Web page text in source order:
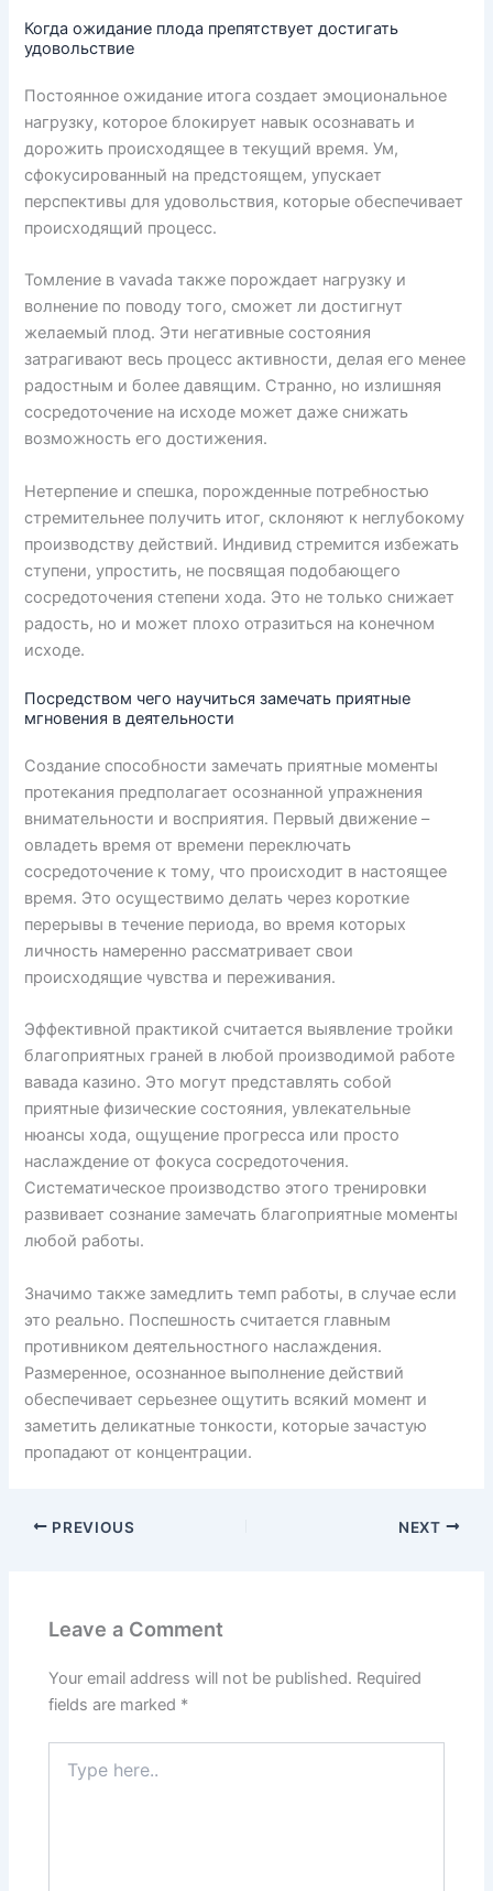
Когда ожидание плода препятствует достигать
удовольствие
Постоянное ожидание итога создает эмоциональное
нагрузку, которое блокирует навык осознавать и
дорожить происходящее в текущий время. Ум,
сфокусированный на предстоящем, упускает
перспективы для удовольствия, которые обеспечивает
происходящий процесс.
Томление в vavada также порождает нагрузку и
волнение по поводу того, сможет ли достигнут
желаемый плод. Эти негативные состояния
затрагивают весь процесс активности, делая его менее
радостным и более давящим. Странно, но излишняя
сосредоточение на исходе может даже снижать
возможность его достижения.
Нетерпение и спешка, порожденные потребностью
стремительнее получить итог, склоняют к неглубокому
производству действий. Индивид стремится избежать
ступени, упростить, не посвящая подобающего
сосредоточения степени хода. Это не только снижает
радость, но и может плохо отразиться на конечном
исходе.
Посредством чего научиться замечать приятные
мгновения в деятельности
Создание способности замечать приятные моменты
протекания предполагает осознанной упражнения
внимательности и восприятия. Первый движение –
овладеть время от времени переключать
сосредоточение к тому, что происходит в настоящее
время. Это осуществимо делать через короткие
перерывы в течение периода, во время которых
личность намеренно рассматривает свои
происходящие чувства и переживания.
Эффективной практикой считается выявление тройки
благоприятных граней в любой производимой работе
вавада казино. Это могут представлять собой
приятные физические состояния, увлекательные
нюансы хода, ощущение прогресса или просто
наслаждение от фокуса сосредоточения.
Систематическое производство этого тренировки
развивает сознание замечать благоприятные моменты
любой работы.
Значимо также замедлить темп работы, в случае если
это реально. Поспешность считается главным
противником деятельностного наслаждения.
Размеренное, осознанное выполнение действий
обеспечивает серьезнее ощутить всякий момент и
заметить деликатные тонкости, которые зачастую
пропадают от концентрации.
PREVIOUS NEXT
Leave a Comment
Your email address will not be published. Required
fields are marked *
here..